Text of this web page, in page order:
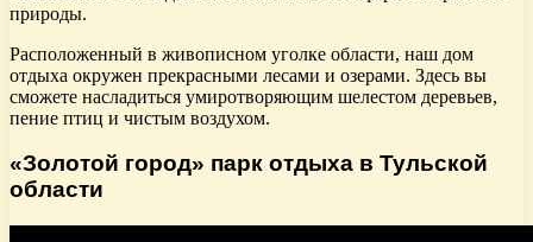
природы.
Расположенный в живописном уголке области, наш дом
отдыха окружен прекрасными лесами и озерами. Здесь вы
сможете насладиться умиротворяющим шелестом деревьев,
пение птиц и чистым воздухом.
«Золотой город» парк отдыха в Тульской
области